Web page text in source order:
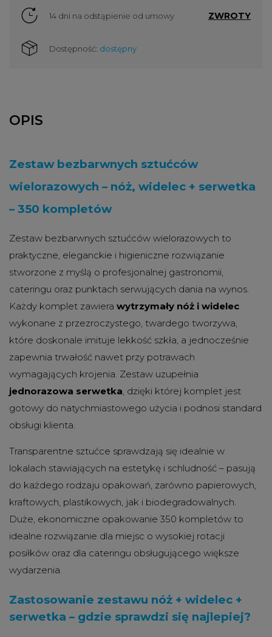
14 dni na odstąpienie od umowy ZWROTY
Dostępność: dostępny
OPIS
Zestaw bezbarwnych sztućców
wielorazowych – nóż, widelec + serwetka
– 350 kompletów
Zestaw bezbarwnych sztućców wielorazowych to
praktyczne, eleganckie i higieniczne rozwiązanie
stworzone z myślą o profesjonalnej gastronomii,
cateringu oraz punktach serwujących dania na wynos.
Każdy komplet zawiera wytrzymały nóż i widelec
wykonane z przezroczystego, twardego tworzywa,
które doskonale imituje lekkość szkła, a jednocześnie
zapewnia trwałość nawet przy potrawach
wymagających krojenia. Zestaw uzupełnia
jednorazowa serwetka, dzięki której komplet jest
gotowy do natychmiastowego użycia i podnosi standard
obsługi klienta.
Transparentne sztućce sprawdzają się idealnie w
lokalach stawiających na estetykę i schludność – pasują
do każdego rodzaju opakowań, zarówno papierowych,
kraftowych, plastikowych, jak i biodegradowalnych.
Duże, ekonomiczne opakowanie 350 kompletów to
idealne rozwiązanie dla miejsc o wysokiej rotacji
posiłków oraz dla cateringu obsługującego większe
wydarzenia.
Zastosowanie zestawu nóż + widelec +
serwetka – gdzie sprawdzi się najlepiej?